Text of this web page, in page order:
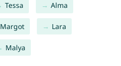
Tessa Alma
Margot Lara
Malya